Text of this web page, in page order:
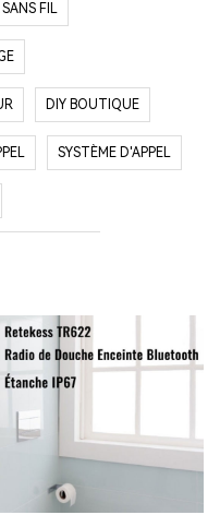
FIL
DIY BOUTIQUE
SYSTÈME D'APPEL
EN VEILLE
RADIO PORTABLE
RADIO DE DOUCHE